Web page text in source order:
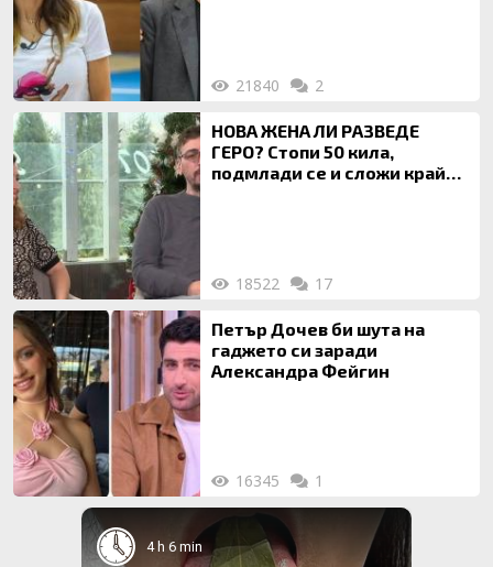
21840 2
НОВА ЖЕНА ЛИ РАЗВЕДЕ
ГЕРО? Стопи 50 кила,
подмлади се и сложи край
18522 17
Петър Дочев би шута на
гаджето си заради
Александра Фейгин
16345 1
4 h 6 min